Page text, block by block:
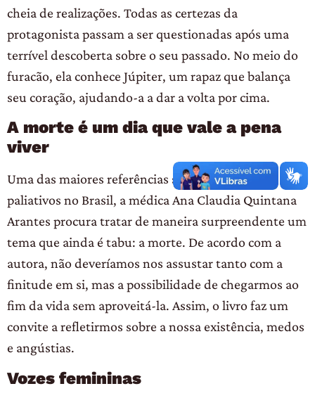
cheia de realizações. Todas as certezas da
protagonista passam a ser questionadas após uma
terrível descoberta sobre o seu passado. No meio do
furacão, ela conhece Júpiter, um rapaz que balança
seu coração, ajudando-a a dar a volta por cima.
A morte é um dia que vale a pena
viver
Uma das maiores referências sobre cuidados
paliativos no Brasil, a médica Ana Claudia Quintana
Arantes procura tratar de maneira surpreendente um
tema que ainda é tabu: a morte. De acordo com a
autora, não deveríamos nos assustar tanto com a
finitude em si, mas a possibilidade de chegarmos ao
fim da vida sem aproveitá-la. Assim, o livro faz um
convite a refletirmos sobre a nossa existência, medos
e angústias.
Vozes femininas